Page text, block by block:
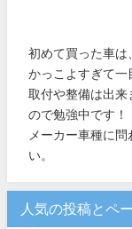
初めて買った車は
かっこよすぎて一
取付や整備は出来
ので勉強中です！
メーカー車種に
い。
人気の投稿とペ